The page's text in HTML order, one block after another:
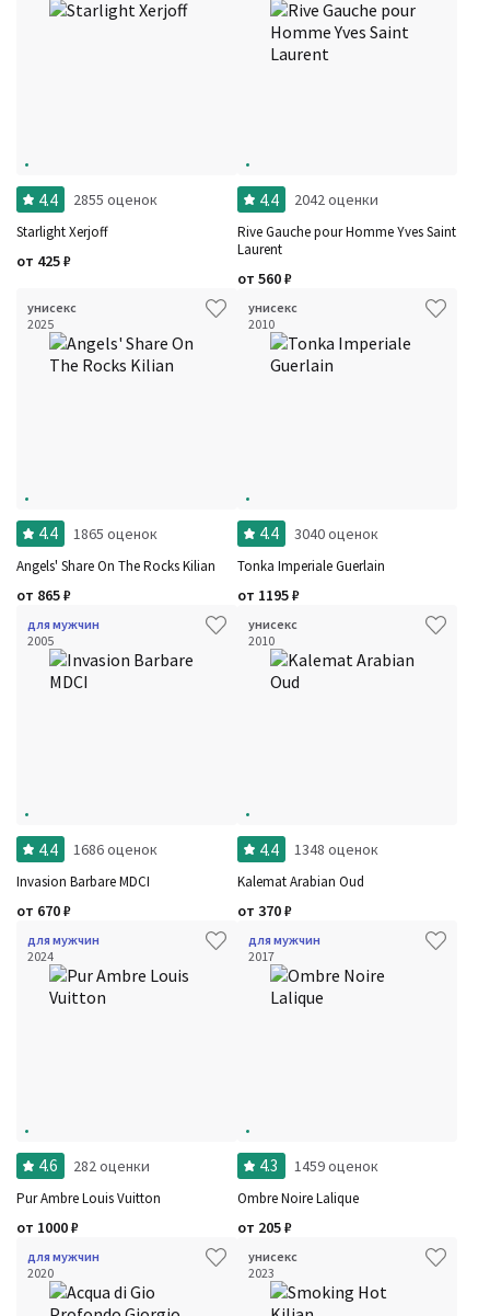
4.4 2855 оценок
Starlight Xerjoff
от 425₽
4.4 2042 оценки
Rive Gauche pour Homme Yves Saint
Laurent
от 560₽
унисекс
2025
4.4 1865 оценок
Angels' Share On The Rocks Kilian
от 865₽
унисекс
2010
4.4 3040 оценок
Tonka Imperiale Guerlain
от 1195₽
для мужчин
2005
4.4 1686 оценок
Invasion Barbare MDCI
от 670₽
унисекс
2010
4.4 1348 оценок
Kalemat Arabian Oud
от 370₽
для мужчин
2024
4.6 282 оценки
Pur Ambre Louis Vuitton
от 1000₽
для мужчин
2017
4.3 1459 оценок
Ombre Noire Lalique
от 205₽
для мужчин
2020
унисекс
2023